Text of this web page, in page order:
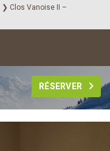
❯ Clos Vanoise II –
RÉSERVER